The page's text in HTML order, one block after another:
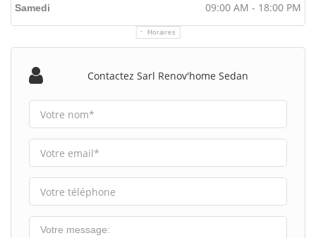
Horaires
Samedi 09:00 AM - 18:00 PM
Contactez Sarl Renov'home Sedan